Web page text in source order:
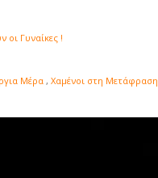
οι Γυναίκες !
Μέρα , Χαμένοι στη Μετάφραση